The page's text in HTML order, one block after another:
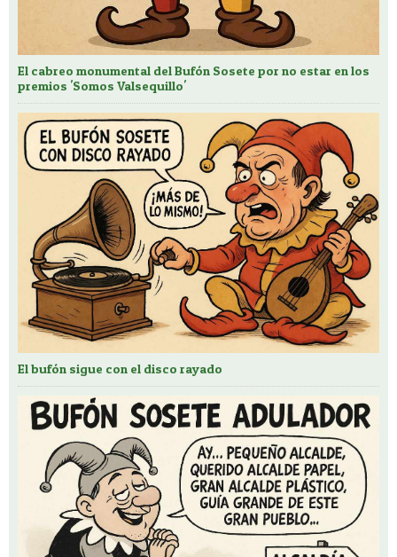
El cabreo monumental del Bufón Sosete por no estar en los
premios 'Somos Valsequillo'
El bufón sigue con el disco rayado